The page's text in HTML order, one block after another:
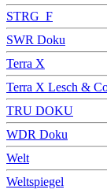
STRG_F
SWR Doku
Terra X
Terra X Lesch &
TRU DOKU
WDR Doku
Welt
Weltspiegel